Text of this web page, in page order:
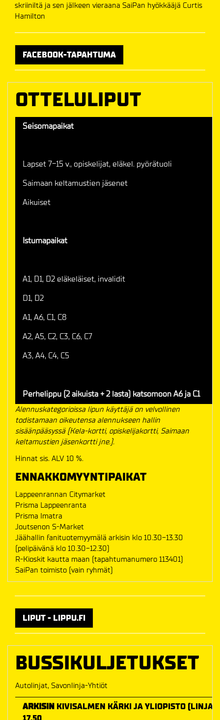
skriiniltä ja sen jälkeen vieraana SaiPan hyökkääjä Curtis
Hamilton
FACEBOOK-TAPAHTUMA
OTTELULIPUT
Seisomapaikat
Lapset 7-15 v., opiskelijat, eläkel. pyörätuoli
Saimaan keltamustien jäsenet
Aikuiset
Istumapaikat
A1, D1, D2 eläkeläiset, invalidit
D1, D2
A1, A6, C1, C8
A2, A5, C2, C3, C6, C7
A3, A4, C4, C5
Perhelippu (2 aikuista + 2 lasta) katsomoon A6 ja C1
Alennuskategorioissa lipun käyttäjä on velvollinen
todistamaan oikeutensa alennukseen hallin
sisäänpääsyssä (Kela-kortti, opiskelijakortti, Saimaan
keltamustien jäsenkortti jne.).
Hinnat sis. ALV 10 %.
ENNAKKOMYYNTIPAIKAT
Lappeenrannan Citymarket
Prisma Lappeenranta
Prisma Imatra
Joutsenon S-Market
Jäähallin fanituotemyymälä arkisin klo 10.30-13.30
(pelipäivänä klo 10.30-12.30)
R-Kioskit kautta maan (tapahtumanumero 113401)
SaiPan toimisto (vain ryhmät)
LIPUT - LIPPU.FI
BUSSIKULJETUKSET
Autolinjat, Savonlinja-Yhtiöt
ARKISIN KIVISALMEN KÄRKI JA YLIOPISTO (LINJA